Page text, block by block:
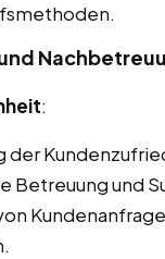
:
der
Betreuung und